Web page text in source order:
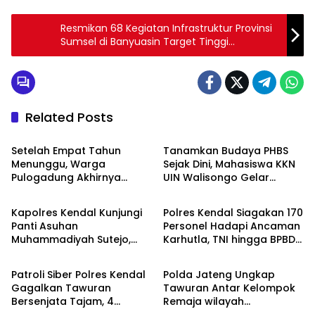
Resmikan 68 Kegiatan Infrastruktur Provinsi
Sumsel di Banyuasin Target Tinggi
Jembatan Rantau Bayur Selesai Tahun Ini
Related Posts
DAERAH
Setelah Empat Tahun
Menunggu, Warga
Pulogadung Akhirnya
Tanamkan Budaya PHBS
Sejak Dini, Mahasiswa KKN
UIN Walisongo Gelar
Pamriyan
DAERAH
Kapolres Kendal Kunjungi
Panti Asuhan
Muhammadiyah Sutejo,
DAERAH
Polres Kendal Siagakan 170
Personel Hadapi Ancaman
Karhutla, TNI hingga BPBD
DAERAH
Patroli Siber Polres Kendal
Gagalkan Tawuran
Bersenjata Tajam, 4
DAERAH
Polda Jateng Ungkap
Tawuran Antar Kelompok
Remaja wilayah